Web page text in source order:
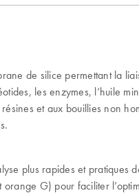
de silice permettant la
les enzymes, l’huile
et aux bouillies non
plus rapides et pratiques
G) pour faciliter